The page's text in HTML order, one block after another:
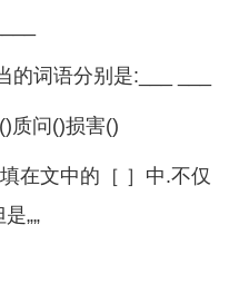
的词语分别是:___ ___
质问()损害()
在文中的［ ］中.不仅
是„„